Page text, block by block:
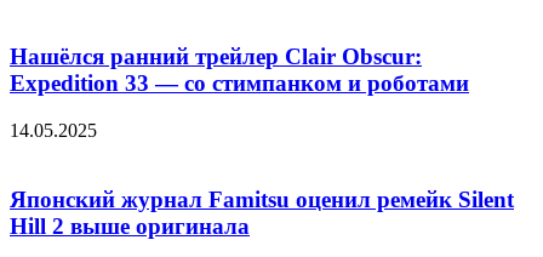
Нашёлся ранний трейлер Clair Obscur:
Expedition 33 — со стимпанком и роботами
14.05.2025
Японский журнал Famitsu оценил ремейк Silent
Hill 2 выше оригинала